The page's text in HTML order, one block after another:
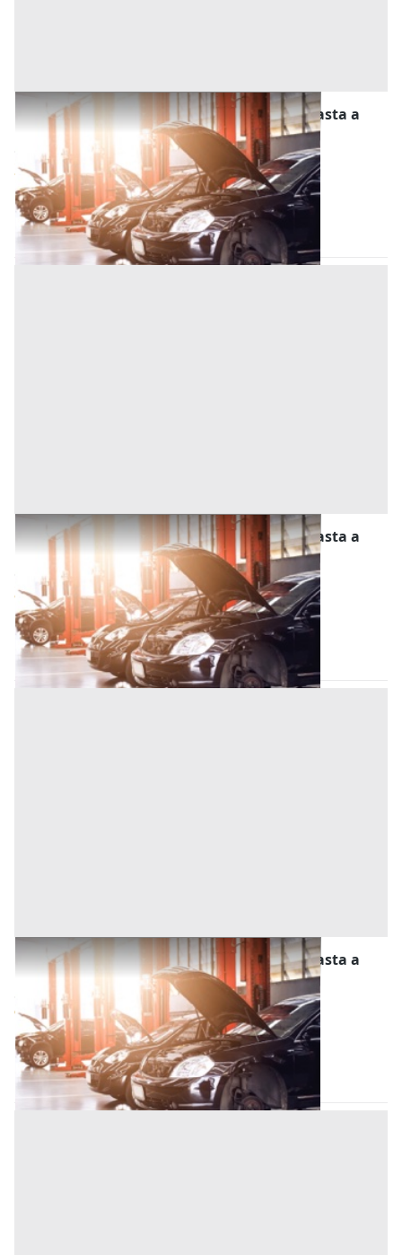
Stalle, Scuderie, Rimesse, Autorimesse all'asta a
Pula
Pula (Cagliari)
Offerta minima
2.387,31 € 3.183,08 €
Codice asta:cd1e95e4
30/11/2026
Stalle, Scuderie, Rimesse, Autorimesse all'asta a
Predosa
Predosa (Alessandria)
Offerta minima
3.909 € 5.211 €
Codice asta:4e282d88
27/11/2026
Stalle, Scuderie, Rimesse, Autorimesse all'asta a
Predosa
Predosa (Alessandria)
Offerta minima
9.990 € 13.320 €
Codice asta:d318919a
27/11/2026